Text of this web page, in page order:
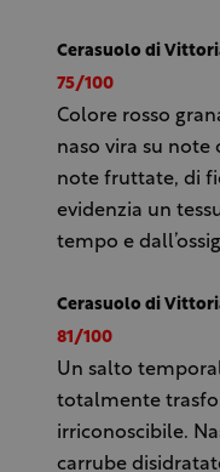
Cerasuolo di
75/100
Colore rosso
naso vira su note
note fruttate, di
evidenzia un
tempo e
Cerasuolo di
81/100
Un salto
totalmente
irriconoscibile.
carrube